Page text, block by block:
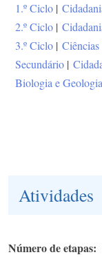
1.º Ciclo |
2.º Ciclo |
3.º Ciclo |
Secundário |
Biologia e Geologia
Atividades
Número de etapas